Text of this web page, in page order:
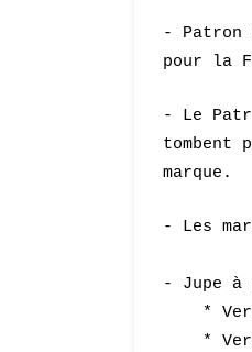
-
pour la
- Le
tombent
marque.
- Les
- Jupe
*
* V